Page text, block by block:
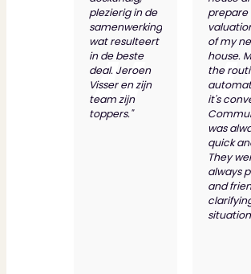
plezierig in de
samenwerking
wat resulteert
in de beste
deal. Jeroen
Visser en zijn
team zijn
toppers."
prepare
of my
house.
the
it's
was
quick
They
always
and